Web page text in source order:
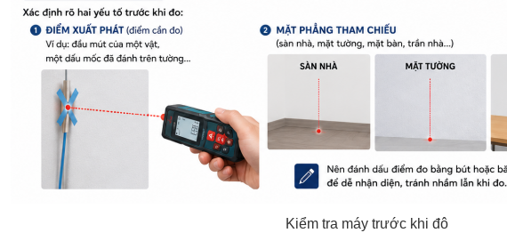
Kiểm tra máy trước khi đô